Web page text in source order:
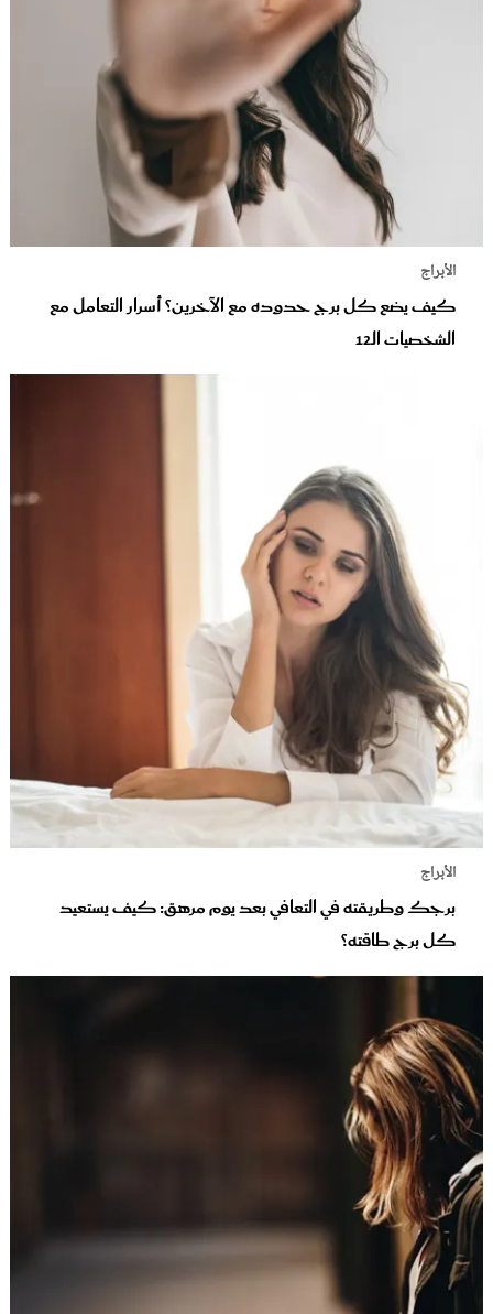
الأبراج
كيف يضع كل برج حدوده مع الآخرين؟ أسرار التعامل مع
الشخصيات الـ12
الأبراج
برجك وطريقته في التعافي بعد يوم مرهق: كيف يستعيد
كل برج طاقته؟